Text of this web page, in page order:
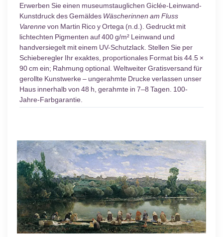
Erwerben Sie einen museumstauglichen Giclée-Leinwand-
Kunstdruck des Gemäldes Wäscherinnen am Fluss
Varennevon Martin Rico y Ortega (n.d.). Gedruckt mit
lichtechten Pigmenten auf 400 g/m² Leinwand und
handversiegelt mit einem UV-Schutzlack. Stellen Sie per
Schieberegler Ihr exaktes, proportionales Format bis 44.5 ×
90 cm ein; Rahmung optional. Weltweiter Gratisversand für
gerollte Kunstwerke – ungerahmte Drucke verlassen unser
Haus innerhalb von 48 h, gerahmte in 7–8 Tagen. 100-
Jahre-Farbgarantie.